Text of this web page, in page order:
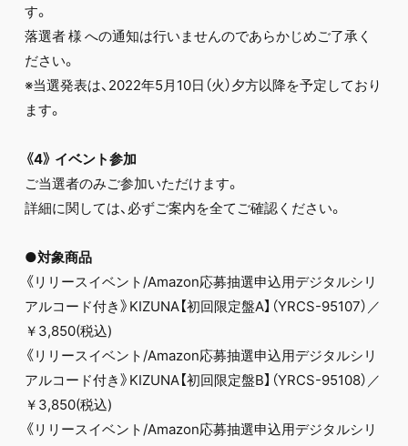
す。
落選者 様 への通知は行いませんのであらかじめご了承く
ださい。
※当選発表は、2022年5月10日（火）夕方以降を予定しており
ます。
《4》 イベント参加
ご当選者のみご参加いただけます。
詳細に関しては、必ずご案内を全てご確認ください。
●対象商品
《リリースイベント/Amazon応募抽選申込用デジタルシリ
アルコード付き》KIZUNA【初回限定盤A】（YRCS-95107）／
￥3,850(税込)
《リリースイベント/Amazon応募抽選申込用デジタルシリ
アルコード付き》KIZUNA【初回限定盤B】（YRCS-95108）／
￥3,850(税込)
《リリースイベント/Amazon応募抽選申込用デジタルシリ